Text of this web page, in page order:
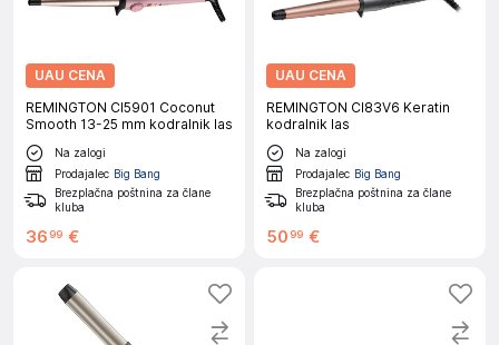
UAU CENA
REMINGTON CI5901 Coconut
Smooth 13-25 mm kodralnik las
Na zalogi
Prodajalec Big Bang
Brezplačna poštnina za člane
kluba
36 99 €
UAU CENA
REMINGTON CI83V6 Keratin
kodralnik las
Na zalogi
Prodajalec Big Bang
Brezplačna poštnina za člane
kluba
50 99 €